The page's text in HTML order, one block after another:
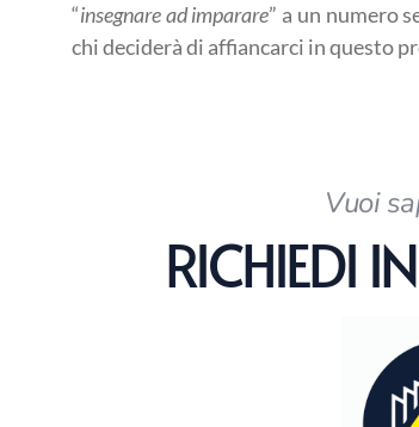
“insegnare ad imparare” a un numero
chi deciderà di affiancarci in questo
Vuoi
RICHIEDI